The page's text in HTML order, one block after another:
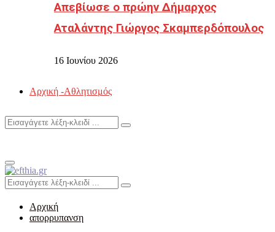
Απεβίωσε ο πρώην Δήμαρχος
Αταλάντης Γιώργος Σκαμπερδόπουλος
16 Ιουνίου 2026
Αρχική -Αθλητισμός
Search
Search
Primary
Menu
Search
for:
Search
Αρχική
απορρυπανση